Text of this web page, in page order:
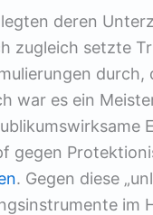
deren
zugleich setzte
durch,
war es ein
gegen
. Gegen diese
im